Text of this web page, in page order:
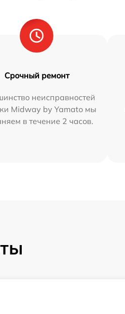
Срочный ремонт
неисправностей
Midway by Yamato мы
в течение 2 часов.